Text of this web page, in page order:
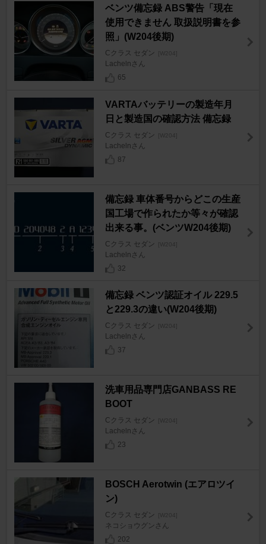
ベンツ備忘録 ABS警告「現在
使用できません 取扱説明書を参
照」(W204後期)
Cクラス セダン [W204]
Lachelnさん
65
VARTAバッテリーの製造年月
日と製造国の確認方法 備忘録
Cクラス セダン [W204]
Lachelnさん
87
備忘録 車体番号からどこの生産
国工場で作られたか等々が確認
出来る事。(ベンツW204後期)
Cクラス セダン [W204]
Lachelnさん
32
備忘録 ベンツ認証オイル 229.5
と229.3の違い(W204後期)
Cクラス セダン [W204]
Lachelnさん
37
洗車用品専門店GANBASS RE
BOOT
Cクラス セダン [W204]
Lachelnさん
23
BOSCH Aerotwin (エアロツイ
ン)
Cクラス セダン [W204]
ネコショウグンさん
202